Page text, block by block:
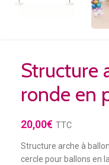
Structure
ronde en
20,00€ TTC
Structure arche à
cercle pour ballons en